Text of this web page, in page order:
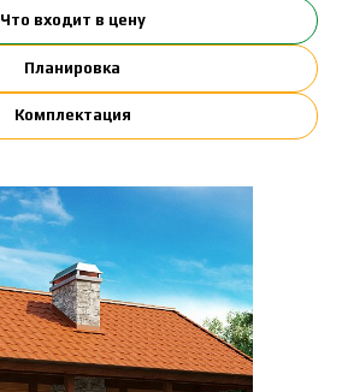
Что входит в цену
Планировка
Комплектация